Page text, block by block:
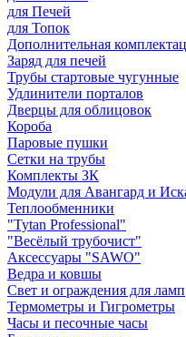
для Печей
для Топок
Дополнительная
Заряд для печей
Трубы стартовые чугунные
Удлинители порталов
Дверцы для облицовок
Короба
Паровые пушки
Сетки на трубы
Комплекты ЗК
Модули для Авангард и
Теплообменники
"Tytan Professional"
"Весёлый трубочист"
Аксессуары "SAWO"
Ведра и ковшы
Свет и ограждения для ламп
Термометры и Гигрометры
Часы и песочные часы